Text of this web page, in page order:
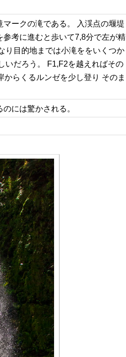
ークの滝である。 入渓点の堰堤
考に進むと歩いて7,8分で左が精
り目的地までは小滝ををいくつか
いだろう。 F1,F2を越えればその
らくるルンゼを少し登り そのま
には驚かされる。